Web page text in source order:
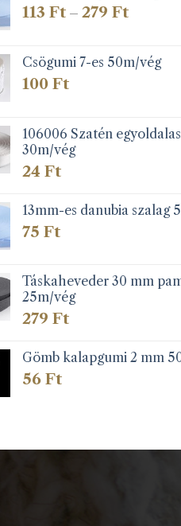
113Ft – 279Ft
279 Ft
Csögumi 7-es 50m/vég
100Ft
106006 Szatén
30m/vég
24Ft
13mm-es danubia szalag
75Ft
Táskaheveder 30 mm
25m/vég
279Ft
Gömb kalapgumi 2 mm
56Ft